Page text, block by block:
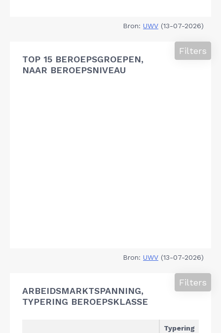
Bron: UWV (13-07-2026)
TOP 15 BEROEPSGROEPEN,
NAAR BEROEPSNIVEAU
Filters
Bron: UWV (13-07-2026)
ARBEIDSMARKTSPANNING,
TYPERING BEROEPSKLASSE
Filters